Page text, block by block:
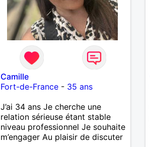
Camille
Fort-de-France- 35 ans
J’ai 34 ans Je cherche une
relation sérieuse étant stable
niveau professionnel Je souhaite
m’engager Au plaisir de discuter